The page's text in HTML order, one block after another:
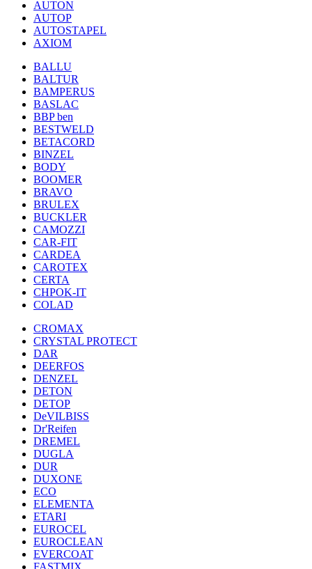
AUTON
AUTOP
AUTOSTAPEL
AXIOM
BALLU
BALTUR
BAMPERUS
BASLAC
BBP ben
BESTWELD
BETACORD
BINZEL
BODY
BOOMER
BRAVO
BRULEX
BUCKLER
CAMOZZI
CAR-FIT
CARDEA
CAROTEX
CERTA
CHPOK-IT
COLAD
CROMAX
CRYSTAL PROTECT
DAR
DEERFOS
DENZEL
DETON
DETOP
DeVILBISS
Dr'Reifen
DREMEL
DUGLA
DUR
DUXONE
ECO
ELEMENTA
ETARI
EUROCEL
EUROCLEAN
EVERCOAT
FASTMIX